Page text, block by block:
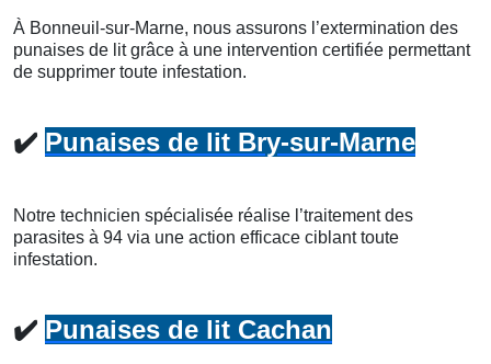
À Bonneuil-sur-Marne, nous assurons l’extermination des
punaises de lit grâce à une intervention certifiée permettant
de supprimer toute infestation.
✔️ Punaises de lit Bry-sur-Marne
Notre technicien spécialisée réalise l’traitement des
parasites à 94 via une action efficace ciblant toute
infestation.
✔️ Punaises de lit Cachan